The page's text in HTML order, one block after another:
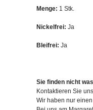
Menge: 1 Stk.
Nickelfrei: Ja
Bleifrei: Ja
Sie finden nicht
Kontaktieren Sie
Wir haben nur